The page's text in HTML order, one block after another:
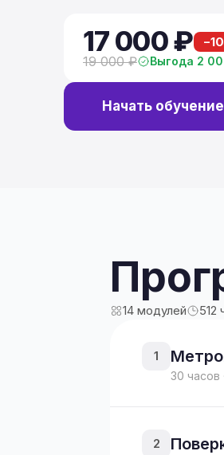
17 000 ₽
19 000 ₽ Выгода 2
Начать обучение
14 модулей 512
1
30 часов
2